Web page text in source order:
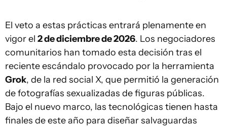
El veto a estas prácticas entrará plenamente en
vigor el 2 de diciembre de 2026. Los negociadores
comunitarios han tomado esta decisión tras el
reciente escándalo provocado por la herramienta
Grok, de la red social X, que permitió la generación
de fotografías sexualizadas de figuras públicas.
Bajo el nuevo marco, las tecnológicas tienen hasta
finales de este año para diseñar salvaguardas